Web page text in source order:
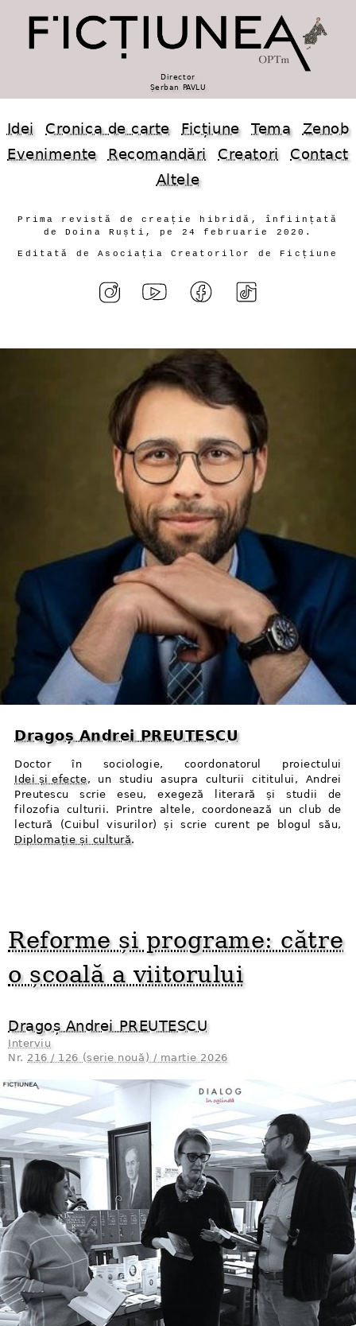
Director
Șerban PAVLU
Idei Cronica de carte Ficțiune Tema
Zenob
Evenimente
Recomandări Creatori
Contact
Altele
Prima revistă de creație hibridă, înființată
de Doina Ruști, pe 24 februarie 2020.
Editată de Asociația Creatorilor de Ficțiune
Dragoș Andrei PREUTESCU
Doctor în sociologie, coordonatorul proiectului
Idei și efecte, un studiu asupra culturii cititului, Andrei
Preutescu scrie eseu, exegeză literară și studii de
filozofia culturii. Printre altele, coordonează un club de
lectură (Cuibul visurilor) și scrie curent pe blogul său,
Diplomație și cultură.
Reforme și programe: către
o școală a viitorului
Dragoș Andrei PREUTESCU
Interviu
Nr. 216 / 126 (serie nouă) / martie 2026